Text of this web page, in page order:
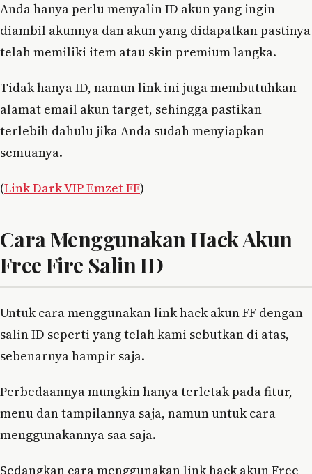
Anda hanya perlu menyalin ID akun yang ingin
diambil akunnya dan akun yang didapatkan pastinya
telah memiliki item atau skin premium langka.
Tidak hanya ID, namun link ini juga membutuhkan
alamat email akun target, sehingga pastikan
terlebih dahulu jika Anda sudah menyiapkan
semuanya.
(Link Dark VIP Emzet FF)
Cara Menggunakan Hack Akun
Free Fire Salin ID
Untuk cara menggunakan link hack akun FF dengan
salin ID seperti yang telah kami sebutkan di atas,
sebenarnya hampir saja.
Perbedaannya mungkin hanya terletak pada fitur,
menu dan tampilannya saja, namun untuk cara
menggunakannya saa saja.
Sedangkan cara menggunakan link hack akun Free